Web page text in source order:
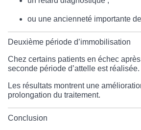
ou une ancienneté importante
Deuxième période d’immobilisation
Chez certains patients en échec
seconde période d’attelle est réalisée.
Les résultats montrent une
prolongation du traitement.
Conclusion